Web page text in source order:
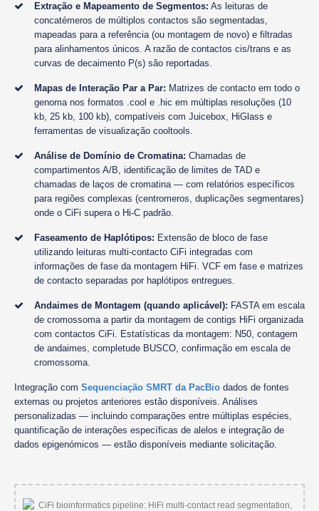
Extração e Mapeamento de Segmentos: As leituras de
concatémeros de múltiplos contactos são segmentadas,
mapeadas para a referência (ou montagem de novo) e filtradas
para alinhamentos únicos. A razão de contactos cis/trans e as
curvas de decaimento P(s) são reportadas.
Mapas de Interação Par a Par: Matrizes de contacto em todo o
genoma nos formatos .cool e .hic em múltiplas resoluções (10
kb, 25 kb, 100 kb), compatíveis com Juicebox, HiGlass e
ferramentas de visualização cooltools.
Análise de Domínio de Cromatina: Chamadas de
compartimentos A/B, identificação de limites de TAD e
chamadas de laços de cromatina — com relatórios específicos
para regiões complexas (centromeros, duplicações segmentares)
onde o CiFi supera o Hi-C padrão.
Faseamento de Haplótipos: Extensão de bloco de fase
utilizando leituras multi-contacto CiFi integradas com
informações de fase da montagem HiFi. VCF em fase e matrizes
de contacto separadas por haplótipos entregues.
Andaimes de Montagem (quando aplicável): FASTA em escala
de cromossoma a partir da montagem de contigs HiFi organizada
com contactos CiFi. Estatísticas da montagem: N50, contagem
de andaimes, completude BUSCO, confirmação em escala de
cromossoma.
Integração com Sequenciação SMRT da PacBio dados de fontes
externas ou projetos anteriores estão disponíveis. Análises
personalizadas — incluindo comparações entre múltiplas espécies,
quantificação de interações específicas de alelos e integração de
dados epigenómicos — estão disponíveis mediante solicitação.